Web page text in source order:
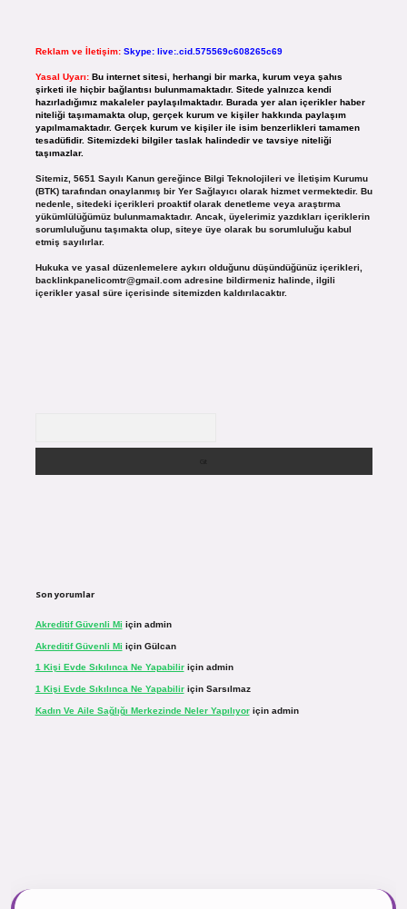
Reklam ve İletişim: Skype: live:.cid.575569c608265c69
Yasal Uyarı: Bu internet sitesi, herhangi bir marka, kurum veya şahıs
şirketi ile hiçbir bağlantısı bulunmamaktadır. Sitede yalnızca kendi
hazırladığımız makaleler paylaşılmaktadır. Burada yer alan içerikler haber
niteliği taşımamakta olup, gerçek kurum ve kişiler hakkında paylaşım
yapılmamaktadır. Gerçek kurum ve kişiler ile isim benzerlikleri tamamen
tesadüfidir. Sitemizdeki bilgiler taslak halindedir ve tavsiye niteliği
taşımazlar.
Sitemiz, 5651 Sayılı Kanun gereğince Bilgi Teknolojileri ve İletişim Kurumu
(BTK) tarafından onaylanmış bir Yer Sağlayıcı olarak hizmet vermektedir. Bu
nedenle, sitedeki içerikleri proaktif olarak denetleme veya araştırma
yükümlülüğümüz bulunmamaktadır. Ancak, üyelerimiz yazdıkları içeriklerin
sorumluluğunu taşımakta olup, siteye üye olarak bu sorumluluğu kabul
etmiş sayılırlar.
Hukuka ve yasal düzenlemelere aykırı olduğunu düşündüğünüz içerikleri,
backlinkpanelicomtr@gmail.comadresine bildirmeniz halinde, ilgili
içerikler yasal süre içerisinde sitemizden kaldırılacaktır.
Son yorumlar
Akreditif Güvenli Mi için admin
Akreditif Güvenli Mi için Gülcan
1 Kişi Evde Sıkılınca Ne Yapabiliriçin admin
1 Kişi Evde Sıkılınca Ne Yapabiliriçin Sarsılmaz
Kadın Ve Aile Sağlığı Merkezinde Neler Yapılıyoriçin admin